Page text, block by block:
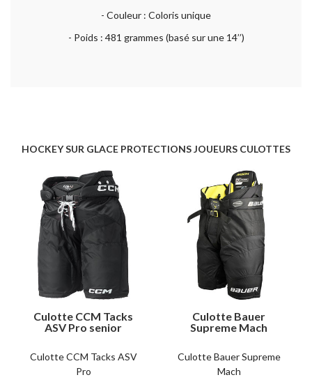
- Couleur : Coloris unique
- Poids : 481 grammes (basé sur une 14’’)
HOCKEY SUR GLACE PROTECTIONS JOUEURS CULOTTES
Culotte CCM Tacks
ASV Pro senior
Culotte CCM Tacks ASV
Pro
Culotte Bauer
Supreme Mach
Culotte Bauer Supreme
Mach